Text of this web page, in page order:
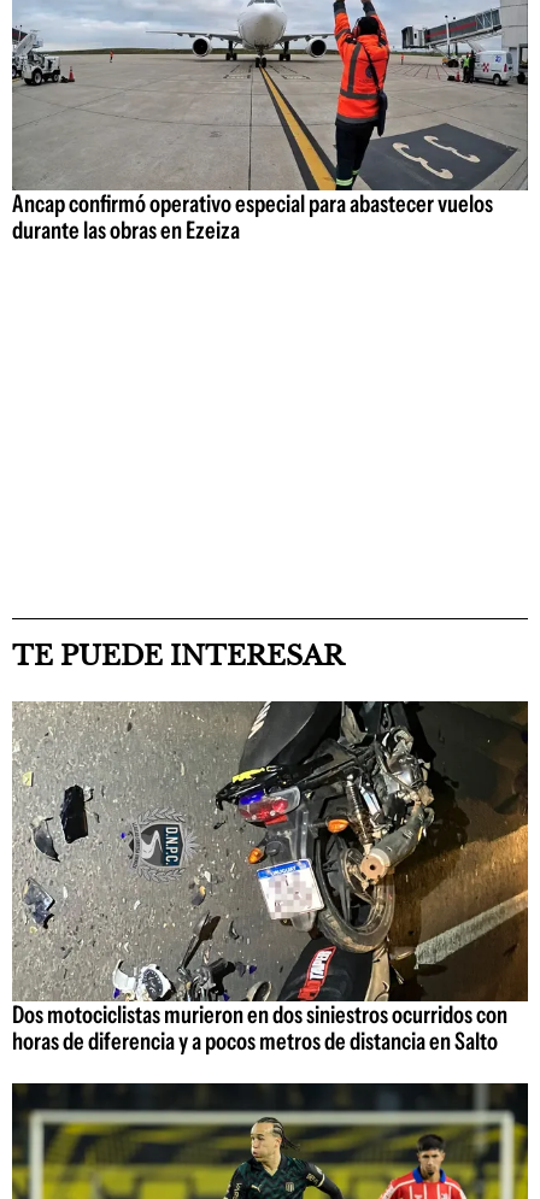
Ancap confirmó operativo especial para abastecer vuelos
durante las obras en Ezeiza
TE PUEDE INTERESAR
Dos motociclistas murieron en dos siniestros ocurridos con
horas de diferencia y a pocos metros de distancia en Salto